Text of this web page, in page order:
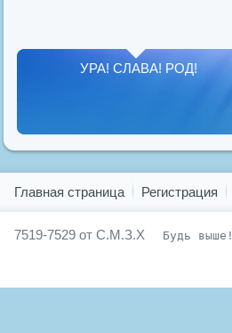
УРА! СЛАВА! РОД!
Главная страница Регистрация
7519-7529 от С.М.З.Х Будь выше!